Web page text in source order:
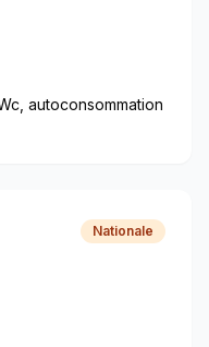
autoconsommation
Nationale